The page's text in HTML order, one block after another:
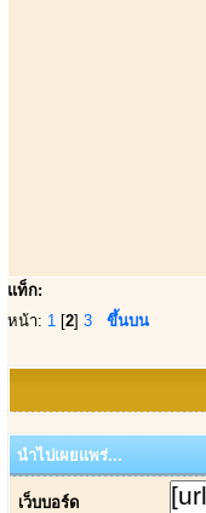
แท็ก:
หน้า: 1 [2] 3 ขึ้นบน
นำไปเผยแพร่...
เว็บบอร์ด